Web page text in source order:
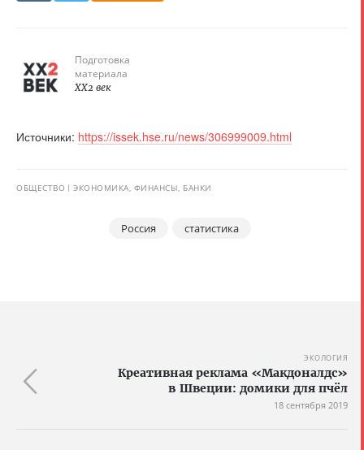
Подготовка
материала
XX2 век
Источники: https://issek.hse.ru/news/306999009.html
ОБЩЕСТВО ЭКОНОМИКА, ФИНАНСЫ, БАНКИ
Россия статистика
ЭКОЛОГИЯ
Креативная реклама «Макдоналдс»
в Швеции: домики для пчёл
18 сентября 2019